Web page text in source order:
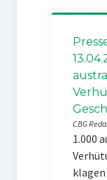
CBG
1.000
klagen